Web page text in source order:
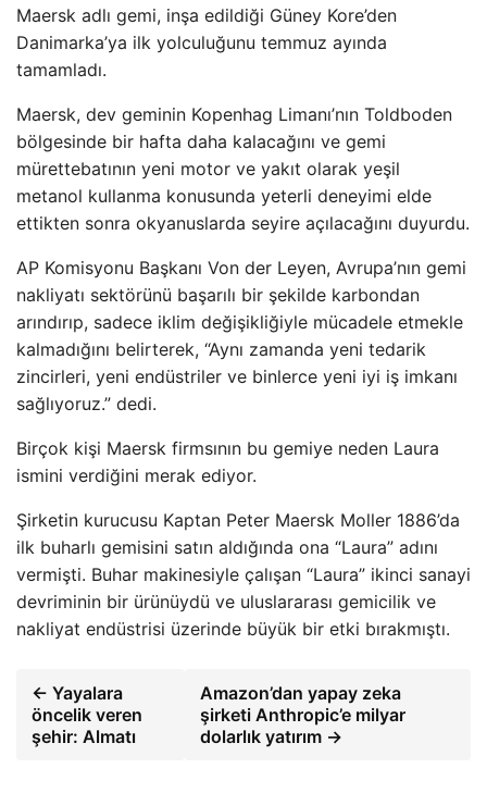
Maersk adlı gemi, inşa edildiği Güney Kore’den
Danimarka’ya ilk yolculuğunu temmuz ayında
tamamladı.
Maersk, dev geminin Kopenhag Limanı’nın Toldboden
bölgesinde bir hafta daha kalacağını ve gemi
mürettebatının yeni motor ve yakıt olarak yeşil
metanol kullanma konusunda yeterli deneyimi elde
ettikten sonra okyanuslarda seyire açılacağını duyurdu.
AP Komisyonu Başkanı Von der Leyen, Avrupa’nın gemi
nakliyatı sektörünü başarılı bir şekilde karbondan
arındırıp, sadece iklim değişikliğiyle mücadele etmekle
kalmadığını belirterek, “Aynı zamanda yeni tedarik
zincirleri, yeni endüstriler ve binlerce yeni iyi iş imkanı
sağlıyoruz.” dedi.
Birçok kişi Maersk firmsının bu gemiye neden Laura
ismini verdiğini merak ediyor.
Şirketin kurucusu Kaptan Peter Maersk Moller 1886’da
ilk buharlı gemisini satın aldığında ona “Laura” adını
vermişti. Buhar makinesiyle çalışan “Laura” ikinci sanayi
devriminin bir ürünüydü ve uluslararası gemicilik ve
nakliyat endüstrisi üzerinde büyük bir etki bırakmıştı.
← Yayalara
öncelik veren
şehir: Almatı
Amazon’dan yapay zeka
şirketi Anthropic’e milyar
dolarlık yatırım →